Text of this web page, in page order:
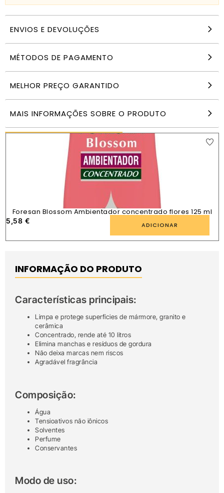
ENVIOS E DEVOLUÇÕES
MÉTODOS DE PAGAMENTO
MELHOR PREÇO GARANTIDO
MAIS INFORMAÇÕES SOBRE O PRODUTO
5,99€
ADICIONAR
PRODUTOS SEMELHANTES
Foresan Blossom Ambientador concentrado flores 125 ml
5,58 € ADICIONAR
INFORMAÇÃO DO PRODUTO
Características principais:
Limpa e protege superfícies de mármore, granito e
cerâmica
Concentrado, rende até 10 litros
Elimina manchas e resíduos de gordura
Não deixa marcas nem riscos
Agradável fragrância
Composição:
Água
Tensioativos não iônicos
Solventes
Perfume
Conservantes
Modo de uso: